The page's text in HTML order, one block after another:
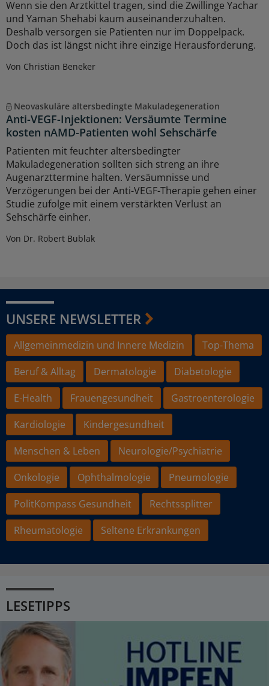
Wenn sie den Arztkittel tragen, sind die Zwillinge Yachar
und Yaman Shehabi kaum auseinanderzuhalten.
Deshalb versorgen sie Patienten nur im Doppelpack.
Doch das ist längst nicht ihre einzige Herausforderung.
Von Christian Beneker
Neovaskuläre altersbedingte Makuladegeneration
Anti-VEGF-Injektionen: Versäumte Termine
kosten nAMD-Patienten wohl Sehschärfe
Patienten mit feuchter altersbedingter
Makuladegeneration sollten sich streng an ihre
Augenarzttermine halten. Versäumnisse und
Verzögerungen bei der Anti-VEGF-Therapie gehen einer
Studie zufolge mit einem verstärkten Verlust an
Sehschärfe einher.
Von Dr. Robert Bublak
UNSERE NEWSLETTER
Allgemeinmedizin und Innere Medizin
Top-Thema
Beruf & Alltag
Dermatologie
Diabetologie
E-Health
Frauengesundheit
Gastroenterologie
Kardiologie
Kindergesundheit
Menschen & Leben
Neurologie/Psychiatrie
Onkologie
Ophthalmologie
Pneumologie
PolitKompass Gesundheit
Rechtssplitter
Rheumatologie
Seltene Erkrankungen
LESETIPPS